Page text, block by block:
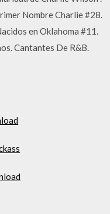
Nombre Charlie #28.
en Oklahoma #11.
Cantantes De R&B.